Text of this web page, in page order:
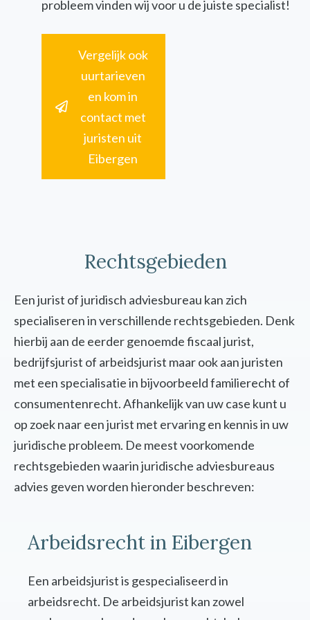
probleem vinden wij voor u de juiste specialist!
Vergelijk ook
uurtarieven
en kom in
contact met
juristen uit
Eibergen
Rechtsgebieden
Een jurist of juridisch adviesbureau kan zich
specialiseren in verschillende rechtsgebieden. Denk
hierbij aan de eerder genoemde fiscaal jurist,
bedrijfsjurist of arbeidsjurist maar ook aan juristen
met een specialisatie in bijvoorbeeld familierecht of
consumentenrecht. Afhankelijk van uw case kunt u
op zoek naar een jurist met ervaring en kennis in uw
juridische probleem. De meest voorkomende
rechtsgebieden waarin juridische adviesbureaus
advies geven worden hieronder beschreven:
Arbeidsrecht in Eibergen
Een arbeidsjurist is gespecialiseerd in
arbeidsrecht. De arbeidsjurist kan zowel